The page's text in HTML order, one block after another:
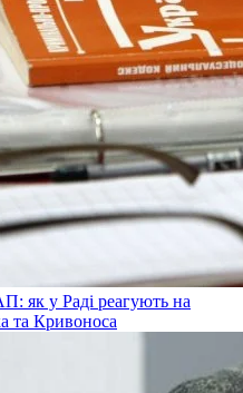
як у Раді реагують на
та Кривоноса